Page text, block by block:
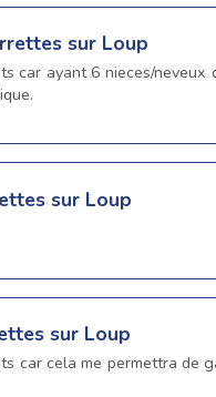
sur Loup
car ayant 6 nieces/
sur Loup
sur Loup
car cela me permettra de